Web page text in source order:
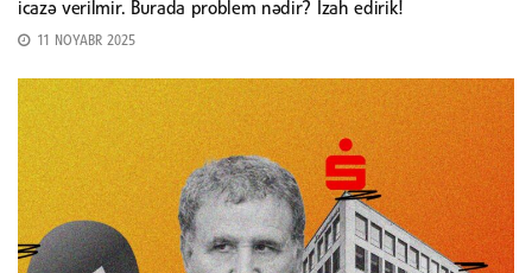
icazə verilmir. Burada problem nədir? İzah edirik!
11 NOYABR 2025